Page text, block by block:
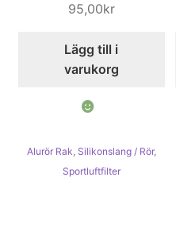
95,00kr
Lägg till i
varukorg
Alurör Rak, Silikonslang / Rör,
Sportluftfilter